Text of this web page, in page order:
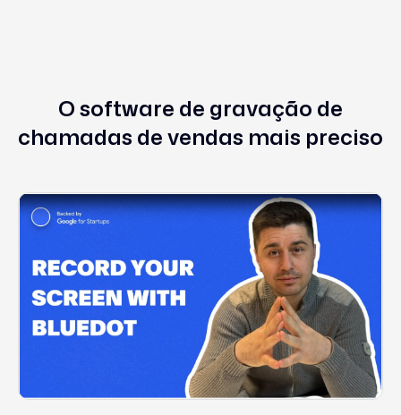
O software de gravação de
chamadas de vendas mais preciso